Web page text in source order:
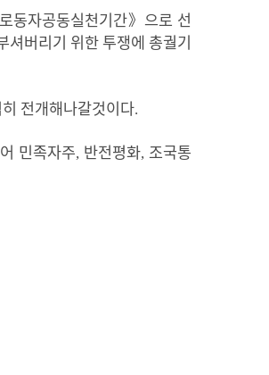
로동자공동실천기간》으로 선
버리기 위한 투쟁에 총궐기
전개해나갈것이다.
민족자주, 반전평화,조국통